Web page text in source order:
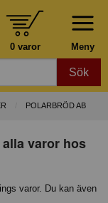
Meny
0 varor
Sök
POLARBRÖD AB
varor hos
varor. Du kan även